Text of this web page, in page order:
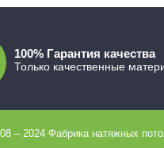
100% Гарантия качества
Только качественные
– 2024 Фабрика натяжных